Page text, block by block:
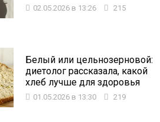
02.05.2026 в 13:26 215
Белый или цельнозерновой:
диетолог рассказала, какой
хлеб лучше для здоровья
01.05.2026 в 13:30 219